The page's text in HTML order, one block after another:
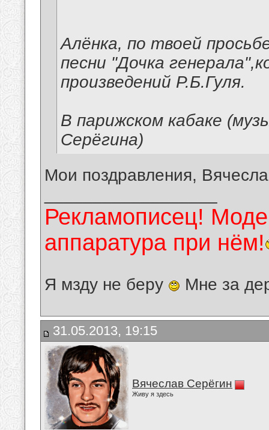
Алёнка, по твоей
песни "Дочка
произведений Р.Б.Гуля.
В парижском кабаке
Серёгина)
Мои поздравления,
Рекламописец!
аппаратура при нём!
Я мзду не беру Мне за
31.05.2013, 19:15
Вячеслав Серёгин
Живу я здесь